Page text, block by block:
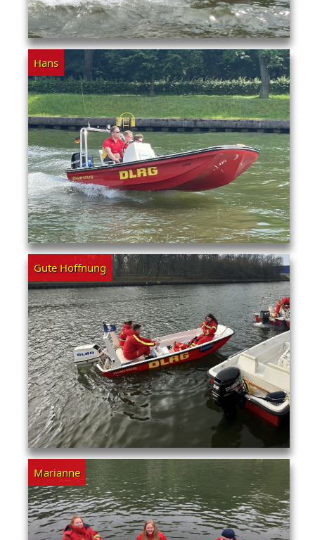
Hans
Gute Hoffnung
Marianne